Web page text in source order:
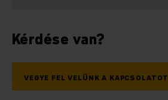
Kérdése van?
VEGYE FEL VELÜNK A KAPCSOLATOT